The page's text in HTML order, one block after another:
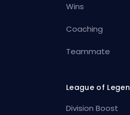
Wins
Coaching
Teammate
League of
Division Boost